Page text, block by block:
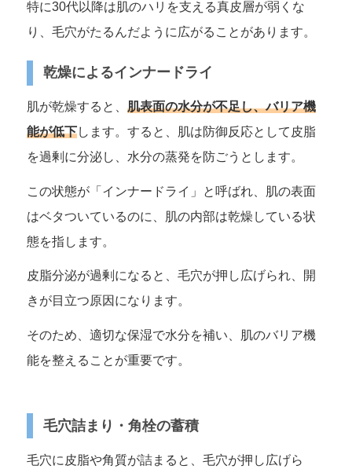
特に30代以降は肌のハリを支える真皮層が弱くな
り、毛穴がたるんだように広がることがあります。
乾燥によるインナードライ
肌が乾燥すると、 肌表面の水分が不足し、バリア機
能が低下します。すると、肌は防御反応として皮脂
を過剰に分泌し、水分の蒸発を防ごうとします。
この状態が「インナードライ」と呼ばれ、肌の表面
はベタついているのに、肌の内部は乾燥している状
態を指します。
皮脂分泌が過剰になると、毛穴が押し広げられ、開
きが目立つ原因になります。
そのため、適切な保湿で水分を補い、肌のバリア機
能を整えることが重要です。
毛穴詰まり・角栓の蓄積
毛穴に皮脂や角質が詰まると、毛穴が押し広げら